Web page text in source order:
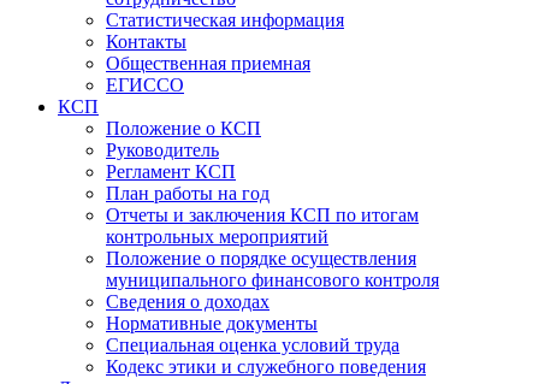
Статистическая информация
Контакты
Общественная приемная
ЕГИССО
КСП
Положение о КСП
Руководитель
Регламент КСП
План работы на год
Отчеты и заключения КСП по итогам
контрольных мероприятий
Положение о порядке осуществления
муниципального финансового контроля
Сведения о доходах
Нормативные документы
Специальная оценка условий труда
Кодекс этики и служебного поведения